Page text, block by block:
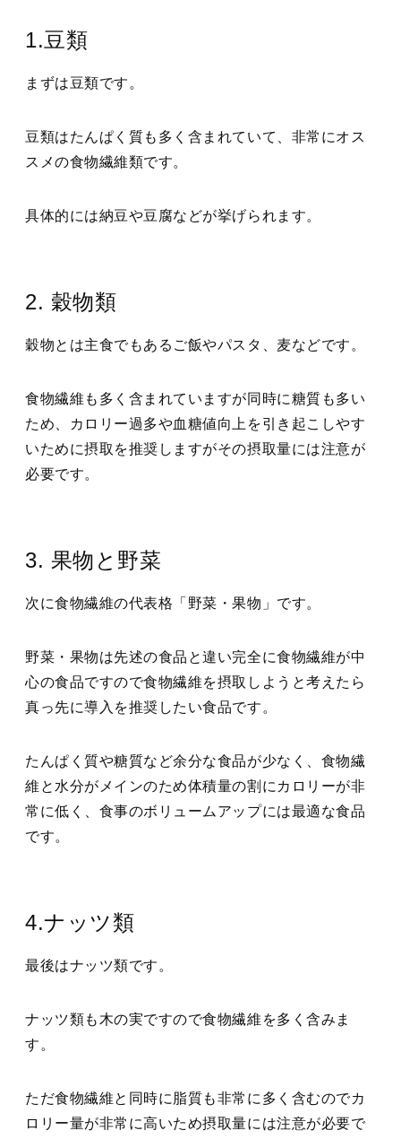
1.豆類
まずは豆類です。
豆類はたんぱく質も多く含まれていて、非常にオス
スメの食物繊維類です。
具体的には納豆や豆腐などが挙げられます。
2. 穀物類
穀物とは主食でもあるご飯やパスタ、麦などです。
食物繊維も多く含まれていますが同時に糖質も多い
ため、カロリー過多や血糖値向上を引き起こしやす
いために摂取を推奨しますがその摂取量には注意が
必要です。
3. 果物と野菜
次に食物繊維の代表格「野菜・果物」です。
野菜・果物は先述の食品と違い完全に食物繊維が中
心の食品ですので食物繊維を摂取しようと考えたら
真っ先に導入を推奨したい食品です。
たんぱく質や糖質など余分な食品が少なく、食物繊
維と水分がメインのため体積量の割にカロリーが非
常に低く、食事のボリュームアップには最適な食品
です。
4.ナッツ類
最後はナッツ類です。
ナッツ類も木の実ですので食物繊維を多く含みま
す。
ただ食物繊維と同時に脂質も非常に多く含むのでカ
ロリー量が非常に高いため摂取量には注意が必要で